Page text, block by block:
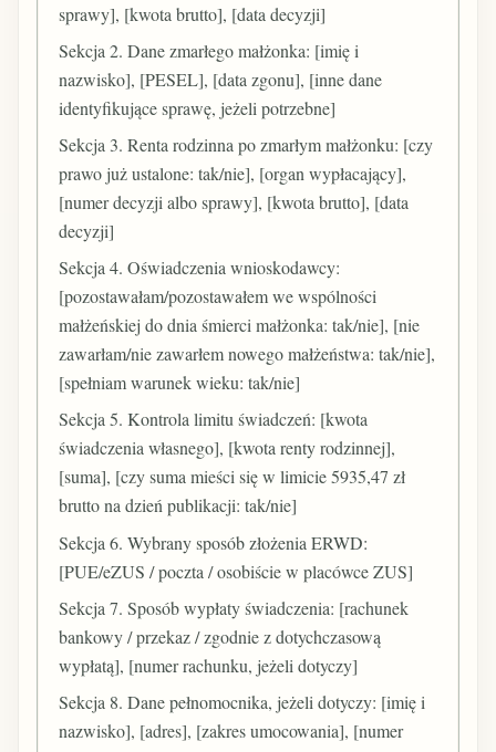
sprawy], [kwota brutto], [data decyzji]
Sekcja 2. Dane zmarłego małżonka: [imię i
nazwisko], [PESEL], [data zgonu], [inne dane
identyfikujące sprawę, jeżeli potrzebne]
Sekcja 3. Renta rodzinna po zmarłym małżonku: [czy
prawo już ustalone: tak/nie], [organ wypłacający],
[numer decyzji albo sprawy], [kwota brutto], [data
decyzji]
Sekcja 4. Oświadczenia wnioskodawcy:
[pozostawałam/pozostawałem we wspólności
małżeńskiej do dnia śmierci małżonka: tak/nie], [nie
zawarłam/nie zawarłem nowego małżeństwa: tak/nie],
[spełniam warunek wieku: tak/nie]
Sekcja 5. Kontrola limitu świadczeń: [kwota
świadczenia własnego], [kwota renty rodzinnej],
[suma], [czy suma mieści się w limicie 5935,47 zł
brutto na dzień publikacji: tak/nie]
Sekcja 6. Wybrany sposób złożenia ERWD:
[PUE/eZUS / poczta / osobiście w placówce ZUS]
Sekcja 7. Sposób wypłaty świadczenia: [rachunek
bankowy / przekaz / zgodnie z dotychczasową
wypłatą], [numer rachunku, jeżeli dotyczy]
Sekcja 8. Dane pełnomocnika, jeżeli dotyczy: [imię i
nazwisko], [adres], [zakres umocowania], [numer